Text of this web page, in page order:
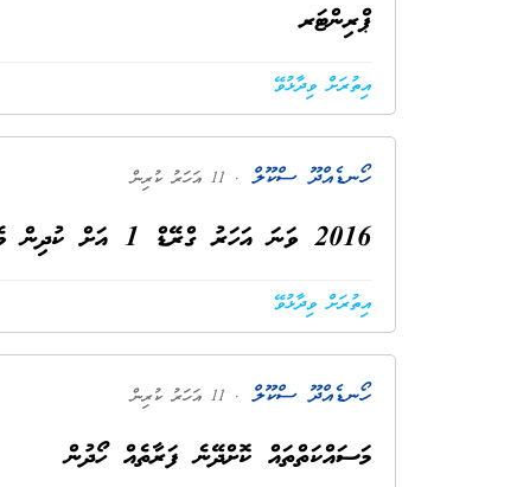
ޕްރިންޓަރ
އިތުރަށް ވިދާޅުވޭ
ހޯނޑެއްދޫ ސްކޫލް . 11 އަހަރު ކުރިން
2016 ވަނަ އަހަރު ގްރޭޑް 1 އަށް ކުދިން ވެއްދުމާބެހޭ
އިތުރަށް ވިދާޅުވޭ
ހޯނޑެއްދޫ ސްކޫލް . 11 އަހަރު ކުރިން
މަސައްކަތްތައް ކޮށްދޭނެ ފަރާތެއް ހޯދުން